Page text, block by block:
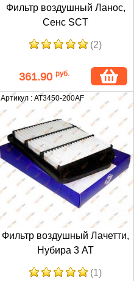
Фильтр воздушный Ланос,
Сенс SCT
(2)
361.90 руб.
Артикул : AT3450-200AF
Фильтр воздушный Лачетти,
Нубира 3 AT
(1)